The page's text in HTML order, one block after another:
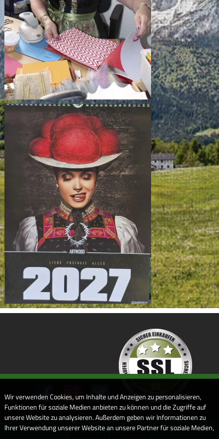
Webdesign by ARANES
Wir verwenden Cookies, um Inhalte und Anzeigen zu personalisieren,
Funktionen für soziale Medien anbieten zu können und die Zugriffe auf
unsere Website zu analysieren. Außerdem geben wir Informationen zu
Ihrer Verwendung unserer Website an unsere Partner für soziale Medien,